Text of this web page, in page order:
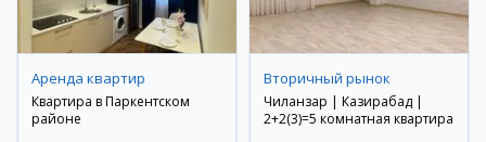
Аренда квартир
Квартира в Паркентском
районе
Вторичный рынок
Чиланзар | Казирабад |
2+2(3)=5 комнатная квартира